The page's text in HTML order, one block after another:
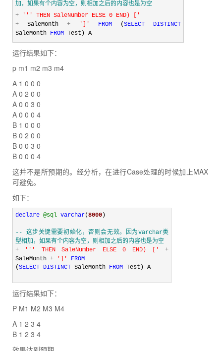
加，如果有个内容为空，则相加之后的内容也是为空
SELECT @sql @sql '
'''
+ SaleMonth
+ ''' THEN SaleNumber ELSE 0 END) [ '
+ SaleMonth + ' ] ' FROM (SELECT
DISTINCT
SaleMonth FROM Test) A
SET @sql = @sql
PRINT @sql
EXEC (@sql
运行结果如下：
p m1 m2 m3 m4
A 1 0 0 0
A 0 2 0 0
A 0 0 3 0
A 0 0 0 4
B 1 0 0 0
B 0 2 0 0
B 0 0 3 0
B 0 0 0 4
这并不是所预期的。经分析，在进行Case处理的时候加上MAX
可避免。
如下：
declare @sql varchar(8000 )
SET @sql='SELECT ProductName'
-- 这步关键需要初始化，否则会无效。因为varchar类
型相加，如果有个内容为空，则相加之后的内容也是为空
SELECT @sql = @sql
WHEN ''' + SaleMonth
+ ''' THEN SaleNumber ELSE 0 END) [ '
+
SaleMonth + ' '
FROM
(SELECT DISTINCT SaleMonth FROM Test) A
SET @sql = @sql + ' FROM Test GROUP BY
ProductName '
PRINT @sql
运行结果如下：
P M1 M2 M3 M4
A 1 2 3 4
B 1 2 3 4